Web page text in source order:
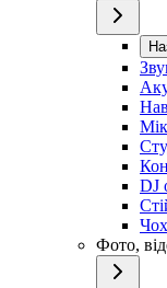
DJ
Фото,